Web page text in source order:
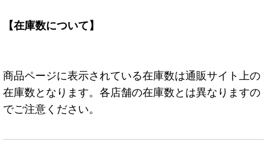
【在庫数について】
商品ページに表示されている在庫数は通販サイト上の
在庫数となります。各店舗の在庫数とは異なりますの
でご注意ください。